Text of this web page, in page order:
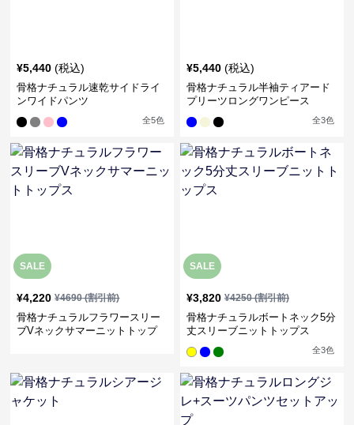
¥5,440 (税込)
骨格ナチュラル速乾サイドライ
ンワイドパンツ
全5色
¥5,440 (税込)
骨格ナチュラル半袖ティアード
プリーツロングワンピース
全3色
SALE
¥4,220 ¥4690(割引前)
骨格ナチュラルフラワースリー
ブVネックサマーニットトップ
SALE
¥3,820 ¥4250(割引前)
骨格ナチュラルボートネック5分
丈スリーブニットトップス
全3色